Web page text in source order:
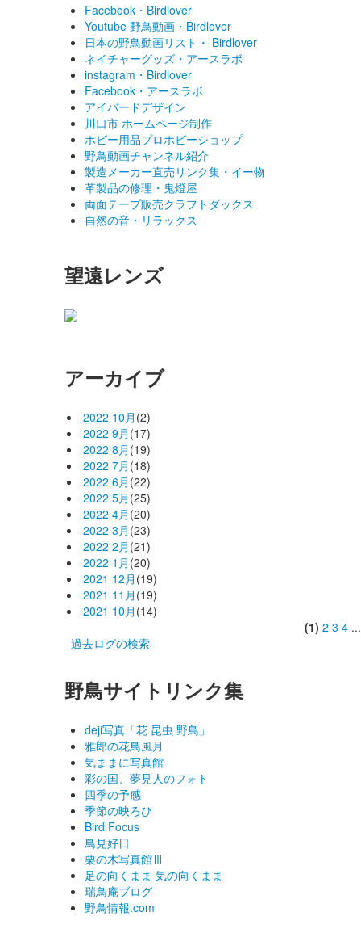
Facebook・Birdlover
Youtube 野鳥動画・Birdlover
日本の野鳥動画リスト・ Birdlover
ネイチャーグッズ・アースラボ
instagram・Birdlover
Facebook・アースラボ
アイバードデザイン
川口市 ホームページ制作
ホビー用品プロホビーショップ
野鳥動画チャンネル紹介
製造メーカー直売リンク集・イー物
革製品の修理・鬼燈屋
両面テープ販売クラフトダックス
自然の音・リラックス
望遠レンズ
アーカイブ
2022 10月 (2)
2022 9月 (17)
2022 8月 (19)
2022 7月 (18)
2022 6月 (22)
2022 5月 (25)
2022 4月 (20)
2022 3月 (23)
2022 2月 (21)
2022 1月 (20)
2021 12月 (19)
2021 11月 (19)
2021 10月 (14)
(1) 2 3 4
過去ログの検索
野鳥サイトリンク集
deji写真「花 昆虫 野鳥」
雅郎の花鳥風月
気ままに写真館
彩の国、夢見人のフォト
四季の予感
季節の映ろひ
Bird Focus
鳥見好日
栗の木写真館Ⅲ
足の向くまま 気の向くまま
瑞鳥庵ブログ
野鳥情報.com